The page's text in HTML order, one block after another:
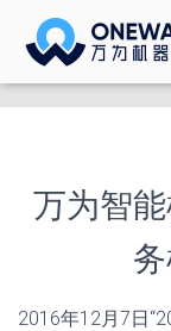
万为智
2016年12月7日